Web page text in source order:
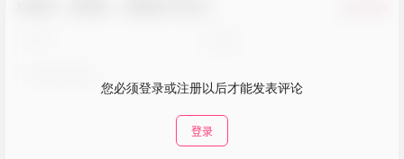
您必须登录或注册以后才能发表评论
登录